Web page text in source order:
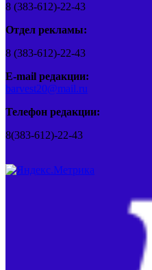
8 (383-612)-22-43
Отдел рекламы:
8 (383-612)-22-43
E-mail редакции:
barvest20@mail.ru
Телефон редакции:
8(383-612)-22-43